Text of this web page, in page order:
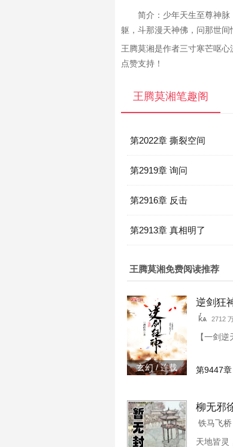
简介：少年天生至尊神
躯，斗那漫天神佛，问那世
王腾莫湘是作者三寸寒芒呕
点赞支持！
王腾莫湘笔趣阁
第2022章 撕裂空间
第2919章 询问
第2916章 反击
第2913章 真相明了
王腾莫湘免费阅读推荐
玄幻 / 连载
逆剑狂
kͬѧ 2712
【一剑
第9447
柳无邪
铁马飞桥
天地皆灵